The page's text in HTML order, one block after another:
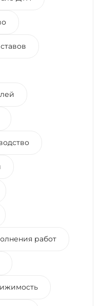
работ